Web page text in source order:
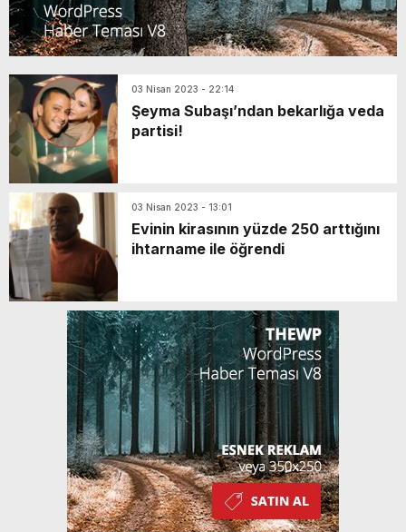
03 Nisan 2023 - 22:14
Şeyma Subaşı’ndan bekarlığa veda
partisi!
03 Nisan 2023 - 13:01
Evinin kirasının yüzde 250 arttığını
ihtarname ile öğrendi